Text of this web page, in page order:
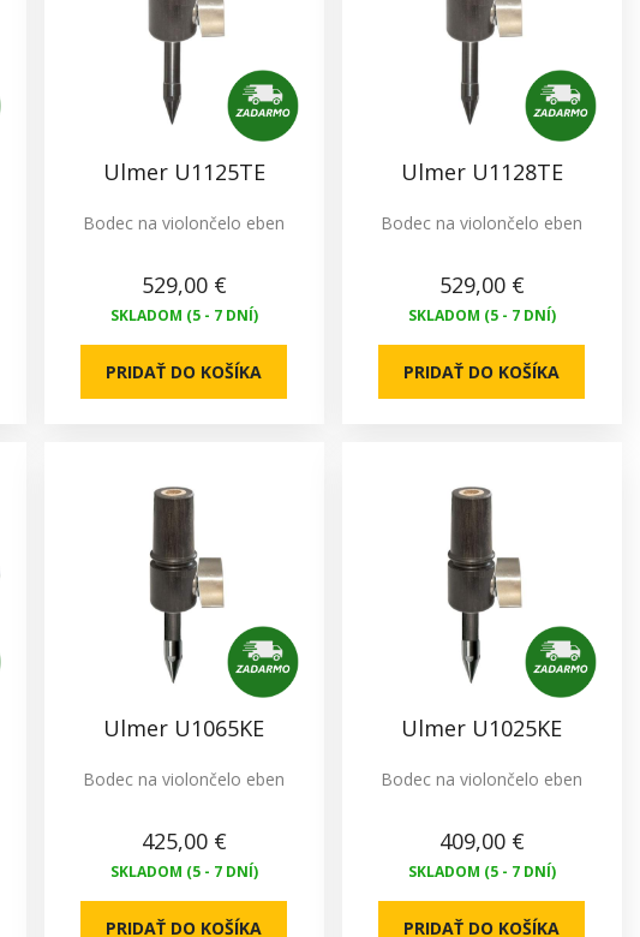
Ulmer U1125TE
Bodec na violončelo eben
529,00 €
SKLADOM (5 - 7 DNÍ)
PRIDAŤ DO KOŠÍKA
Ulmer U1128TE
Bodec na violončelo eben
529,00 €
SKLADOM (5 - 7 DNÍ)
PRIDAŤ DO KOŠÍKA
Ulmer U1065KE
Bodec na violončelo eben
425,00 €
SKLADOM (5 - 7 DNÍ)
PRIDAŤ DO KOŠÍKA
Ulmer U1025KE
Bodec na violončelo eben
409,00 €
SKLADOM (5 - 7 DNÍ)
PRIDAŤ DO KOŠÍKA